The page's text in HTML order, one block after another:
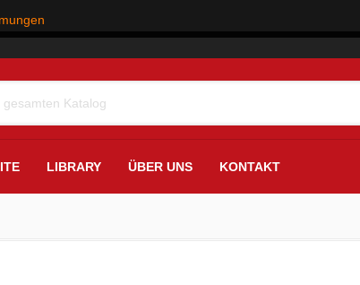
LIBRARY ÜBER UNS KONTAKT